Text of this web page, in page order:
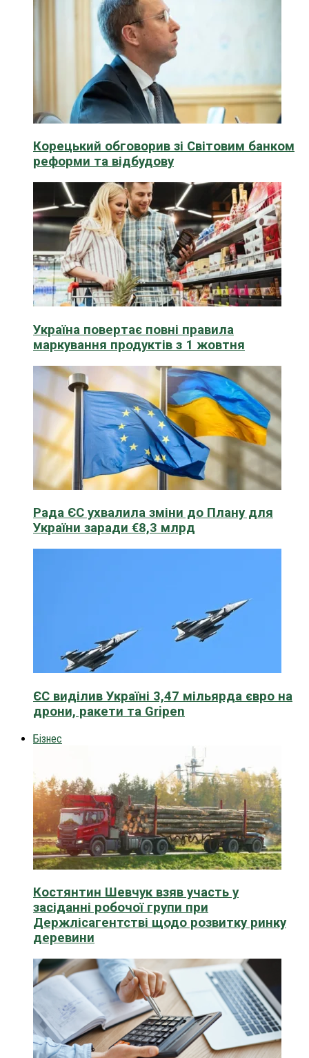
Корецький обговорив зі Світовим банком
реформи та відбудову
Україна повертає повні правила
маркування продуктів з 1 жовтня
Рада ЄС ухвалила зміни до Плану для
України заради €8,3 млрд
ЄС виділив Україні 3,47 мільярда євро на
дрони, ракети та Gripen
Бізнес
Костянтин Шевчук взяв участь у
засіданні робочої групи при
Держлісагентстві щодо розвитку ринку
деревини